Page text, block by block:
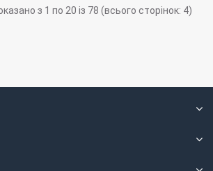
з 1 по 20 із 78 (всього сторінок: 4)